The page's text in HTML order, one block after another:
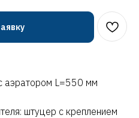
аэратором L=550 мм
штуцер с креплением